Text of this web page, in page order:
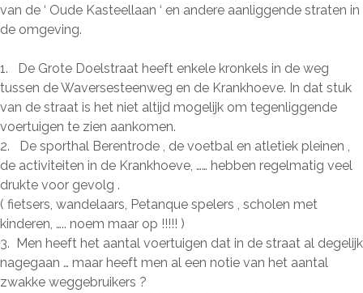
van de ‘ Oude Kasteellaan ‘ en andere aanliggende straten in
de omgeving.
1. De Grote Doelstraat heeft enkele kronkels in de weg
tussen de Waversesteenweg en de Krankhoeve. In dat stuk
van de straat is het niet altijd mogelijk om tegenliggende
voertuigen te zien aankomen.
2. De sporthal Berentrode , de voetbal en atletiek pleinen ,
de activiteiten in de Krankhoeve, …… hebben regelmatig veel
drukte voor gevolg .
( fietsers, wandelaars, Petanque spelers , scholen met
kinderen, ….. noem maar op !!!!! )
3. Men heeft het aantal voertuigen dat in de straat al degelijk
nagegaan … maar heeft men al een notie van het aantal
zwakke weggebruikers ?